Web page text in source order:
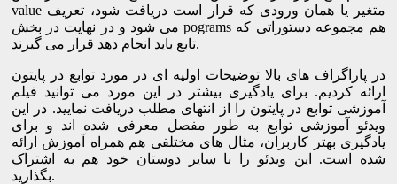
value متغیر یا همان ورودی که قرار است دریافت شود، تعریف
می شود و در نهایت در بخش pograms هم مجموعه دستوراتی که
تابع باید انجام دهد قرار می گیرند.
در پاراگراف های بالا توضیحات اولیه ای در مورد توابع در پایتون
ارائه کردیم. برای یادگیری بیشتر در این مورد می توانید فیلم
آموزشی توابع در پایتون را از انتهای مطلب دریافت نمایید. در این
ویدئو آموزشی توابع به طور مفصل معرفی شده اند و برای
یادگیری بهتر کاربران، مثال های مختلفی هم همراه آموزش ارائه
شده است. این ویدئو را با سایر دوستان خود هم به اشتراک
بگذارید.